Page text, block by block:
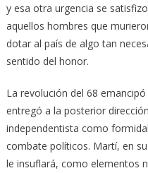
y esa otra urgencia se
aquellos hombres que
dotar al país de algo tan
sentido del honor.
La revolución del 68
entregó a la posterior
indepen­dentista como
combate políticos. Martí, en
le insu­flará, como elementos